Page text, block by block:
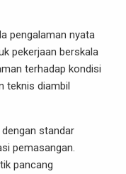
pengalaman nyata
pekerjaan berskala
terhadap kondisi
teknis diambil
standar
pemasangan.
pancang